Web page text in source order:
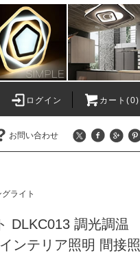
ログイン カート(0)
お問い合わせ
ライト
DLKC013 調光調温
ンテリア照明 間接照